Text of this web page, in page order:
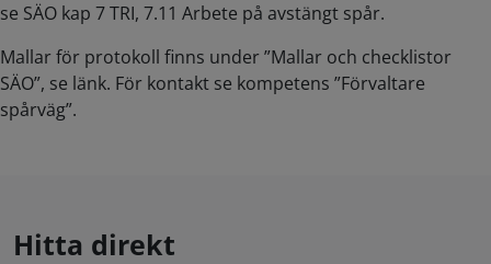
se SÄO kap 7 TRI, 7.11 Arbete på avstängt spår.
Mallar för protokoll finns under ”Mallar och checklistor
SÄO”, se länk. För kontakt se kompetens ”Förvaltare
spårväg”.
Hitta direkt